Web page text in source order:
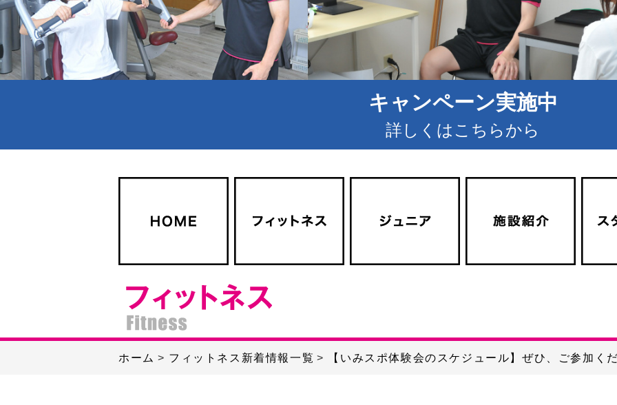
キャンペーン実施中
詳しくはこちらから
ホーム フィットネス新着情報一覧 【いみスポ体験会のスケジュール】ぜひ、ご参加く